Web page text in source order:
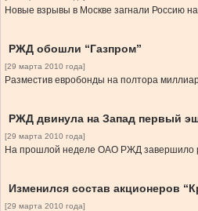
Новые взрывы в Москве загнали Россию
РЖД обошли “Газпром”
[29 марта 2010 года]
Разместив евробонды на полтора
РЖД двинула на Запад первый
[29 марта 2010 года]
На прошлой неделе ОАО РЖД завершило
Изменился состав акционеров
[29 марта 2010 года]